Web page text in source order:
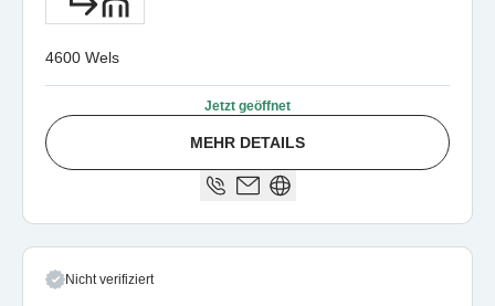
4600 Wels
Jetzt geöffnet
MEHR DETAILS
Nicht verifiziert